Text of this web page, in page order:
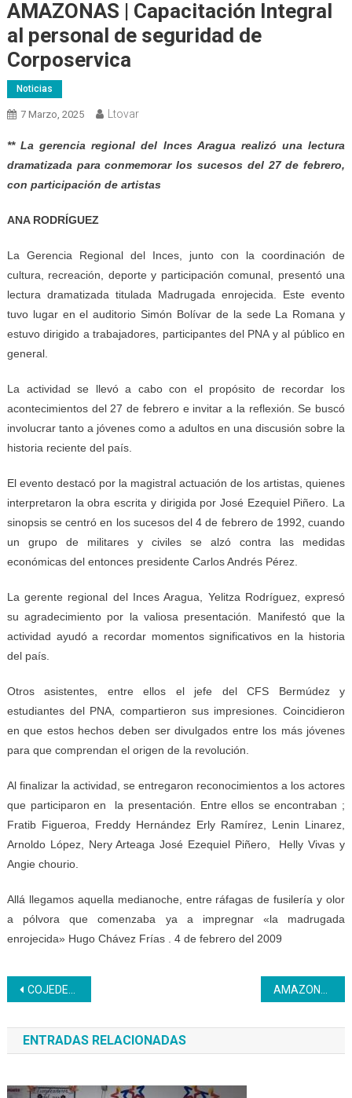
AMAZONAS | Capacitación Integral
al personal de seguridad de
Corposervica
Noticias
7 Marzo, 2025 Ltovar
** La gerencia regional del Inces Aragua realizó una lectura
dramatizada para conmemorar los sucesos del 27 de febrero,
con participación de artistas
ANA RODRÍGUEZ
La Gerencia Regional del Inces, junto con la coordinación de
cultura, recreación, deporte y participación comunal, presentó una
lectura dramatizada titulada Madrugada enrojecida. Este evento
tuvo lugar en el auditorio Simón Bolívar de la sede La Romana y
estuvo dirigido a trabajadores, participantes del PNA y al público en
general.
La actividad se llevó a cabo con el propósito de recordar los
acontecimientos del 27 de febrero e invitar a la reflexión. Se buscó
involucrar tanto a jóvenes como a adultos en una discusión sobre la
historia reciente del país.
El evento destacó por la magistral actuación de los artistas, quienes
interpretaron la obra escrita y dirigida por José Ezequiel Piñero. La
sinopsis se centró en los sucesos del 4 de febrero de 1992, cuando
un grupo de militares y civiles se alzó contra las medidas
económicas del entonces presidente Carlos Andrés Pérez.
La gerente regional del Inces Aragua, Yelitza Rodríguez, expresó
su agradecimiento por la valiosa presentación. Manifestó que la
actividad ayudó a recordar momentos significativos en la historia
del país.
Otros asistentes, entre ellos el jefe del CFS Bermúdez y
estudiantes del PNA, compartieron sus impresiones. Coincidieron
en que estos hechos deben ser divulgados entre los más jóvenes
para que comprendan el origen de la revolución.
Al finalizar la actividad, se entregaron reconocimientos a los actores
que participaron en la presentación. Entre ellos se encontraban ;
Fratib Figueroa, Freddy Hernández Erly Ramírez, Lenin Linarez,
Arnoldo López, Nery Arteaga José Ezequiel Piñero, Helly Vivas y
Angie chourio.
Allá llegamos aquella medianoche, entre ráfagas de fusilería y olor
a pólvora que comenzaba ya a impregnar «la madrugada
enrojecida» Hugo Chávez Frías . 4 de febrero del 2009
Navegación
de
entradas
COJEDES | Inces realiza enlace con organizaciones afines al turismo
ENTRADAS RELACIONADAS